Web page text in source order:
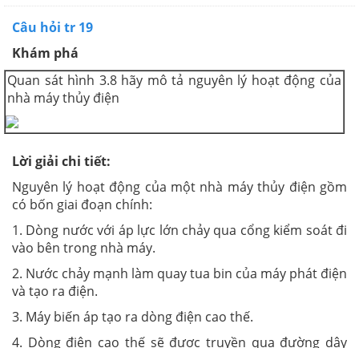
Câu hỏi tr 19
Khám phá
Quan sát hình 3.8 hãy mô tả nguyên lý hoạt động của
nhà máy thủy điện
Lời giải chi tiết:
Nguyên lý hoạt động của một nhà máy thủy điện gồm
có bốn giai đoạn chính:
1. Dòng nước với áp lực lớn chảy qua cổng kiểm soát đi
vào bên trong nhà máy.
2. Nước chảy mạnh làm quay tua bin của máy phát điện
và tạo ra điện.
3. Máy biến áp tạo ra dòng điện cao thế.
4. Dòng điện cao thế sẽ được truyền qua đường dây